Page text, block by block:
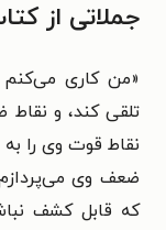
جملاتی از
«من کاری
تلقی کند، و
نقاط قوت وی را
ضعف وی
که قابل کشف